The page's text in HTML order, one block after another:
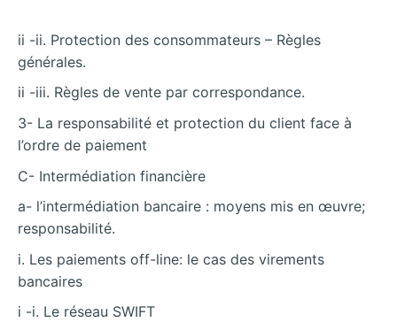
ii -ii. Protection des consommateurs – Règles
générales.
ii -iii. Règles de vente par correspondance.
3- La responsabilité et protection du client face à
l’ordre de paiement
C- Intermédiation financière
a- l’intermédiation bancaire : moyens mis en œuvre;
responsabilité.
i. Les paiements off-line: le cas des virements
bancaires
i -i. Le réseau SWIFT